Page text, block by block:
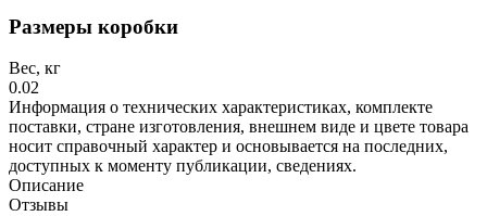
Размеры коробки
Вес, кг
0.02
Информация о технических характеристиках, комплекте
поставки, стране изготовления, внешнем виде и цвете товара
носит справочный характер и основывается на последних,
доступных к моменту публикации, сведениях.
Описание
Отзывы